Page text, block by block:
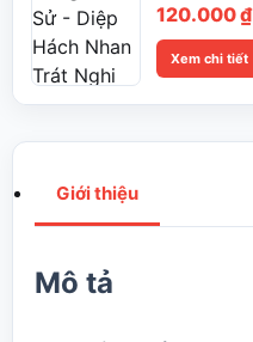
120.000₫
Xem chi tiết
Giới thiệu
Mô tả